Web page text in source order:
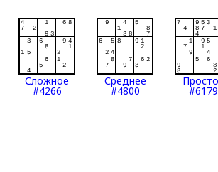
Сложное
#4266
Среднее
#4800 #6179